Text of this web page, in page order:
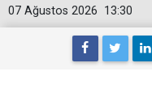
13:30
07 Ağustos 2026